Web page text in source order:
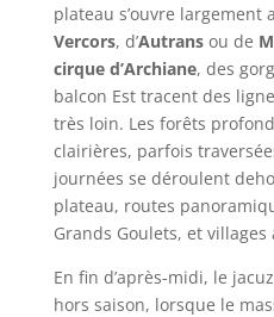
plateau s’ouvre largement
Vercors, d’Autrans ou de
cirque d’Archiane, des
balcon Est tracent des
très loin. Les forêts
clairières, parfois
journées se déroulent
plateau, routes
Grands Goulets, et villages
En fin d’après-midi, le
hors saison, lorsque le